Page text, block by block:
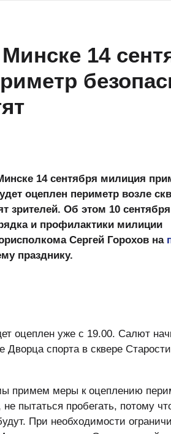
14
14 сентября милиция
оцеплен периметр возле
зрителей. Об этом 10 сентября
и профилактики милиции
Сергей Горохов на
празднику.
оцеплен уже с 19.00. Салют
спорта в сквере
примем меры к оцеплению
пытаться пробегать, потому
При необходимости